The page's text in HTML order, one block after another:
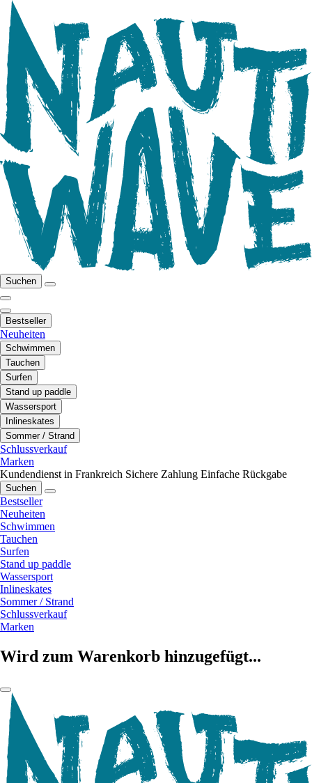
Suchen
Bestseller
Neuheiten
Schwimmen
Tauchen
Surfen
Stand up paddle
Wassersport
Inlineskates
Sommer / Strand
Schlussverkauf
Marken
Kundendienst in Frankreich Sichere Zahlung Einfache Rückgabe
Suchen
Bestseller
Neuheiten
Schwimmen
Tauchen
Surfen
Stand up paddle
Wassersport
Inlineskates
Sommer / Strand
Schlussverkauf
Marken
Wird zum Warenkorb hinzugefügt...